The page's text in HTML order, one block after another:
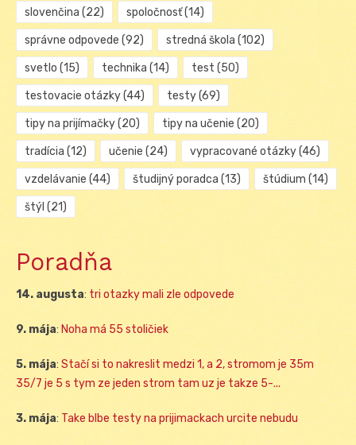
slovenčina (22) spoločnosť(14)
správne odpovede (92) stredná škola (102)
svetlo (15) technika (14) test (50)
testovacie otázky(44) testy(69)
tipy na prijímačky(20) tipy na učenie (20)
tradícia (12) učenie (24) vypracované otázky(46)
vzdelávanie (44) študijný poradca (13) štúdium (14)
štýl (21)
Poradňa
14. augusta: tri otazky mali zle odpovede
9. mája: Noha má 55 stoličiek
5. mája: Stačí si to nakreslit medzi 1, a 2, stromom je 35m
35/7 je 5 s tym ze jeden strom tam uz je takze 5-...
3. mája: Take blbe testy na prijimackach urcite nebudu